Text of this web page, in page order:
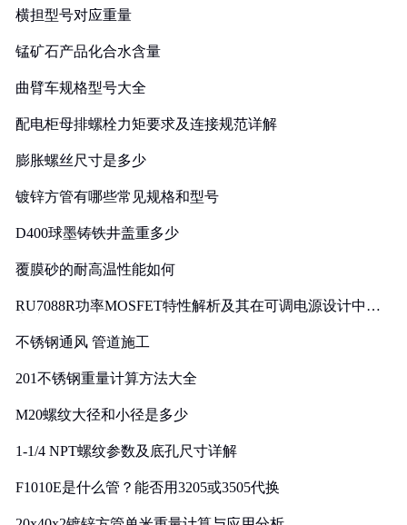
横担型号对应重量
锰矿石产品化合水含量
曲臂车规格型号大全
配电柜母排螺栓力矩要求及连接规范详解
膨胀螺丝尺寸是多少
镀锌方管有哪些常见规格和型号
D400球墨铸铁井盖重多少
覆膜砂的耐高温性能如何
RU7088R功率MOSFET特性解析及其在可调电源设计中的
不锈钢通风 管道施工
201不锈钢重量计算方法大全
M20螺纹大径和小径是多少
1-1/4 NPT螺纹参数及底孔尺寸详解
F1010E是什么管？能否用3205或3505代换